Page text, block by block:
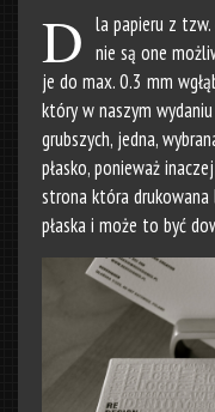
D la papieru z
nie są one
je do max. 0.3 mm
który w naszym
grubszych, jedna,
płasko, ponieważ
strona która
płaska i może to być